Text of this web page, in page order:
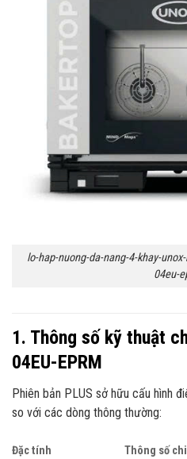
lo-hap-nuong-da-nang-4-khay-
04eu-
1. Thông số kỹ thuật
04EU-EPRM
Phiên bản PLUS sở hữu cấu hình
so với các dòng thông thường:
Đặc tính
Thông số